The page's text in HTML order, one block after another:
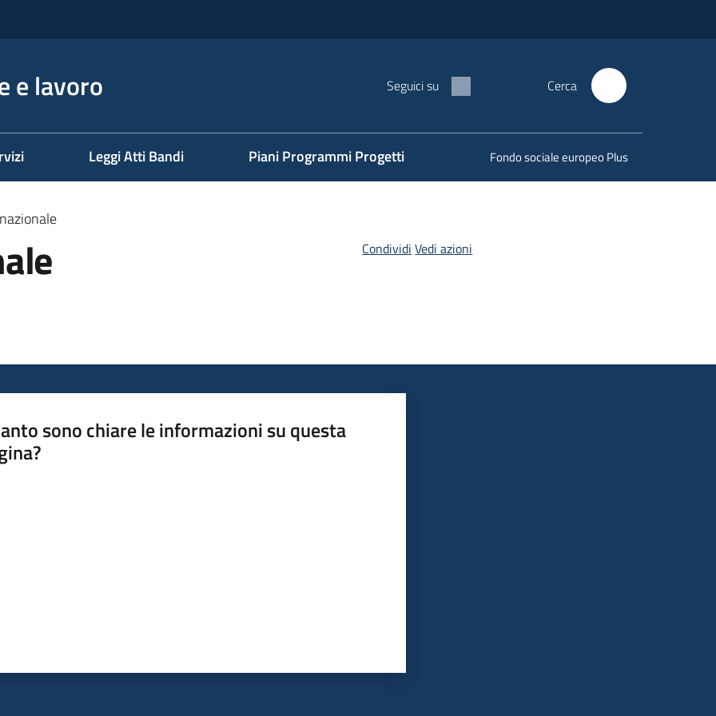
e lavoro Seguici su Cerca
Leggi Atti Bandi Piani Programmi Progetti Fondo sociale europeo Plus
Condividi Vedi azioni
sono chiare le informazioni su questa